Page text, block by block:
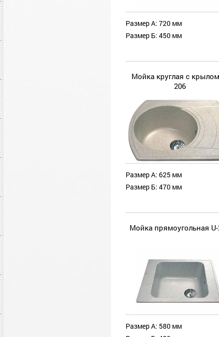
Размер А: 720 мм
Размер Б: 450 мм
Мойка круглая с
206
Размер А: 625 мм
Размер Б: 470 мм
Мойка прямоугольная
Размер А: 580 мм